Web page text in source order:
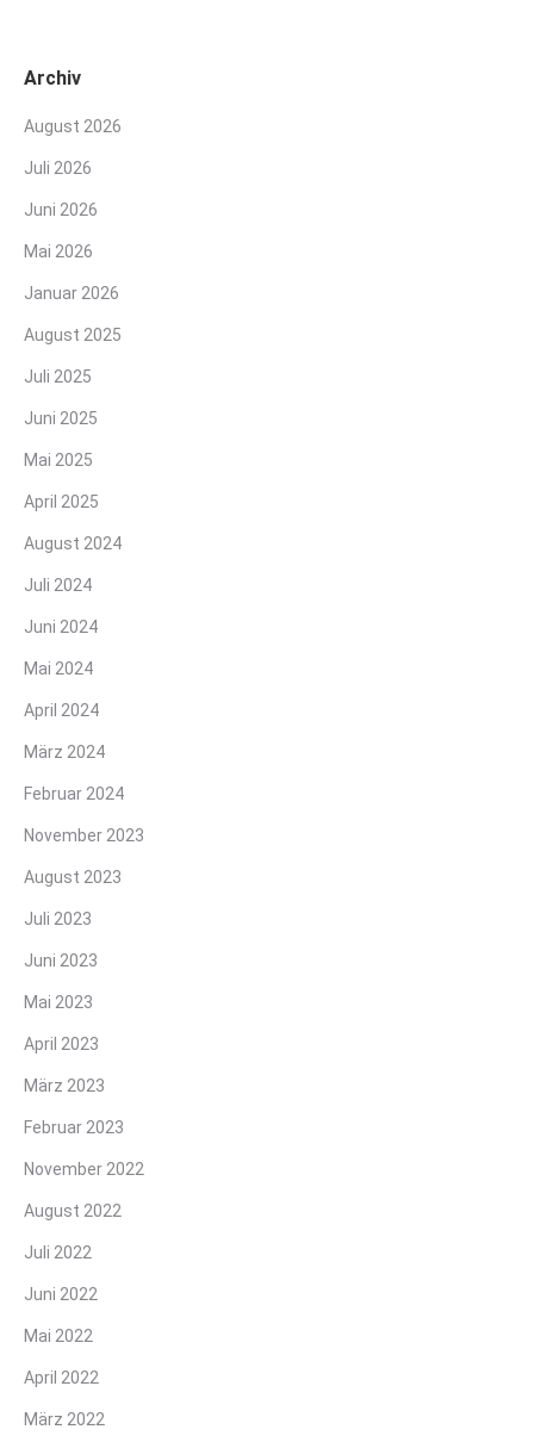
Archiv
August 2026
Juli 2026
Juni 2026
Mai 2026
Januar 2026
August 2025
Juli 2025
Juni 2025
Mai 2025
April 2025
August 2024
Juli 2024
Juni 2024
Mai 2024
April 2024
März 2024
Februar 2024
November 2023
August 2023
Juli 2023
Juni 2023
Mai 2023
April 2023
März 2023
Februar 2023
November 2022
August 2022
Juli 2022
Juni 2022
Mai 2022
April 2022
März 2022